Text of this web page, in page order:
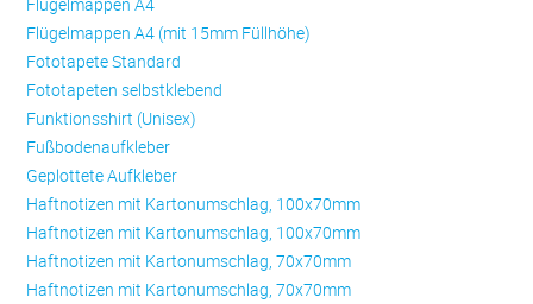
Flügelmappen A4 (mit 15mm Füllhöhe)
Fototapete Standard
Fototapeten selbstklebend
Funktionsshirt (Unisex)
Fußbodenaufkleber
Geplottete Aufkleber
Haftnotizen mit Kartonumschlag, 100x70mm
Haftnotizen mit Kartonumschlag, 100x70mm
Haftnotizen mit Kartonumschlag, 70x70mm
Haftnotizen mit Kartonumschlag, 70x70mm